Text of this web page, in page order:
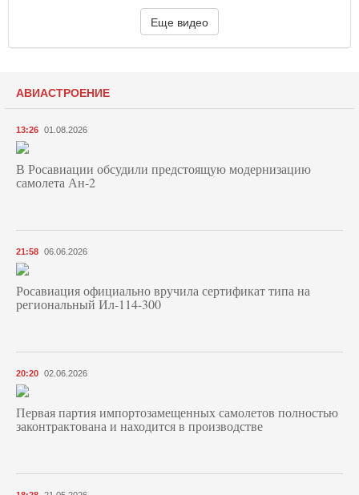
Еще видео
АВИАСТРОЕНИЕ
13:26 01.08.2026
В Росавиации обсудили предстоящую модернизацию
самолета Ан-2
21:58 06.06.2026
Росавиация официально вручила сертификат типа на
региональный Ил-114-300
20:20 02.06.2026
Первая партия импортозамещенных самолетов полностью
законтрактована и находится в производстве